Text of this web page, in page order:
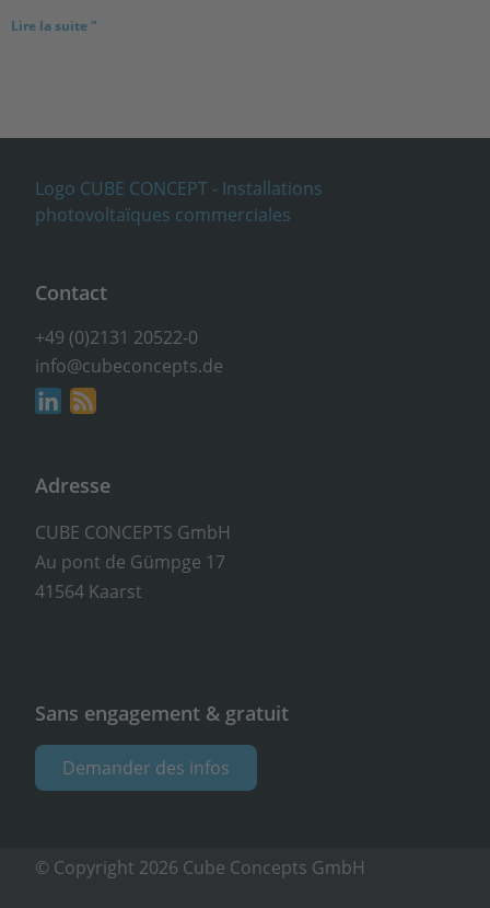
Lire la suite "
Contact
+49 (0)2131 20522-0
info@cubeconcepts.de
Adresse
CUBE CONCEPTS GmbH
Au pont de Gümpge 17
41564 Kaarst
Sans engagement & gratuit
Demander des infos
© Copyright 2026 Cube Concepts GmbH